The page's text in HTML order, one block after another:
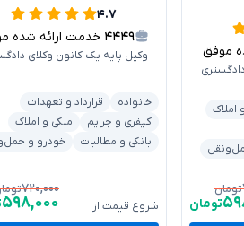
املاک
تومان
تومان
۴.۷
۴۴۴۹ خدمت ارائه شده موفق
وکیل پایه یک کانون وکلای
خانواده
قرارداد و تعهدات
کیفری و جرایم
ملکی و املاک
بانکی و مطالبات
خودرو و
شروع قیمت از
۷۲۰,۰۰۰
۵۹۸,۰۰۰